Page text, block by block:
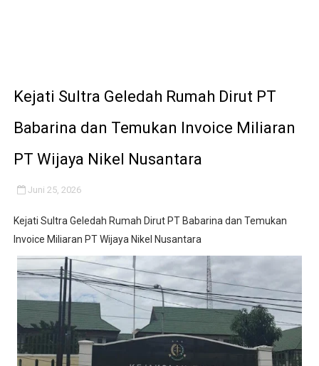
KKN Kelompok 13 UNMA Banten Sosialisasikan
Mahasiswa KKN Arunika UNMA Banten Kelompok 11
Turnamen voli putra-putri meriahkan, HUT Ri yang ke
‎UCAPKAN TERIMA KASIH PIHAK SEKOLAH KEPADA
BM PAN Kabupaten Pandeglang Gelar "Goes To
Kapolres Sanggau AKBP Kadek Ary Mahardika
Kejati Sultra Geledah Rumah Dirut PT
Babarina dan Temukan Invoice Miliaran
PT Wijaya Nikel Nusantara
Juni 25, 2026
Kejati Sultra Geledah Rumah Dirut PT Babarina dan Temukan
Invoice Miliaran PT Wijaya Nikel Nusantara